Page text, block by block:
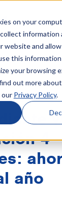
on your
information
website and
this
your browsing
out more
our Privacy Policy.
dos etapas
para la
menos de
Go back
Go back
de estudio
Go back
de Oxycom
Go back
Go back
4
año